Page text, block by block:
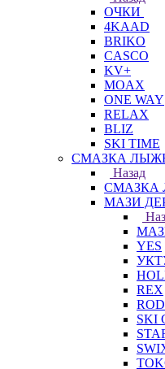
ОЧКИ
4KAAD
BRIKO
CASCO
KV+
MOAX
ONE WAY
RELAX
BLIZ
SKI TIME
СМАЗКА
Назад
СМАЗКА
МАЗИ
YES
REX
SKI